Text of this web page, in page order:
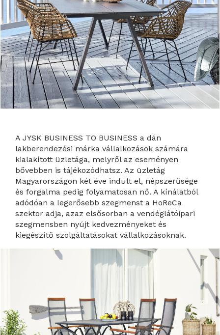
A JYSK BUSINESS TO BUSINESS a dán
lakberendezési márka vállalkozások számára
kialakított üzletága, melyről az eseményen
bővebben is tájékozódhatsz. Az üzletág
Magyarországon két éve indult el, népszerűsége
és forgalma pedig folyamatosan nő. A kínálatból
adódóan a legerősebb szegmenst a HoReCa
szektor adja, azaz elsősorban a vendéglátóipari
szegmensben nyújt kedvezményeket és
kiegészítő szolgáltatásokat vállalkozásoknak.